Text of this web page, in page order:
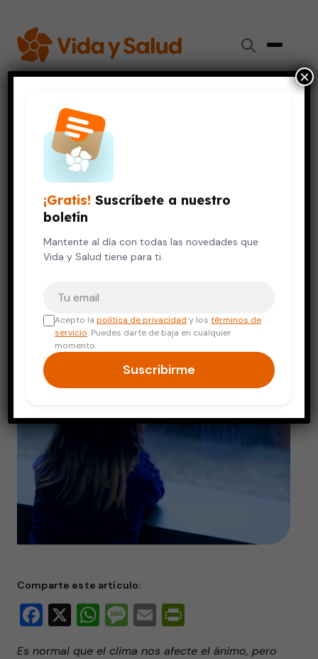
Salud Mental
¿Más deprimido de la cuenta por el invierno? Entérate
sobre el trastorno afectivo estacional
SALUD MENTAL
¿Más deprimido de la cuenta
por el invierno? Entérate sobre
el trastorno afectivo estacional
Comparte este artículo:
Facebook
X WhatsApp
Message
Email
Es normal que el clima nos afecte el ánimo, pero
¡Gratis! Suscríbete a nuestro
boletín
Mantente al día con todas las novedades que
Vida y Salud tiene para ti.
Acepto lapolítica de privacidad y lostérminos de
servicio. Puedes darte de baja en cualquier
momento.
Suscribirme
×